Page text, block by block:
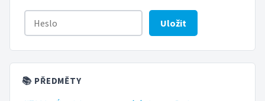
Uložit
📚 PŘEDMĚTY